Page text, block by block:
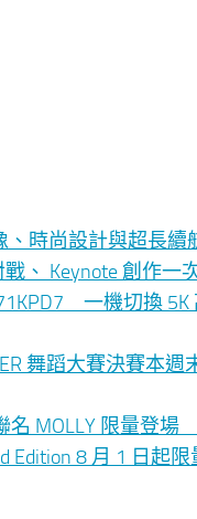
、時尚設計與超長續
、 Keynote 創作
一機切換
舞蹈大賽決賽本
名 MOLLY 限量登
Edition 8 月 1 日起限